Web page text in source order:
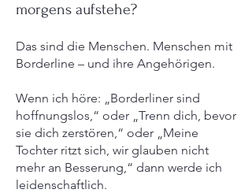
morgens aufstehe?
Das sind die Menschen. Menschen mit
Borderline – und ihre Angehörigen.
Wenn ich höre: „Borderliner sind
hoffnungslos,“ oder „Trenn dich, bevor
sie dich zerstören,“ oder „Meine
Tochter ritzt sich, wir glauben nicht
mehr an Besserung,“ dann werde ich
leidenschaftlich.